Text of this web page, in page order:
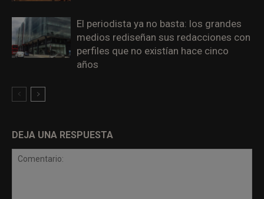
El periodista ya no basta: los grandes
medios rediseñan sus redacciones con
perfiles que no existían hace cinco
años
DEJA UNA RESPUESTA